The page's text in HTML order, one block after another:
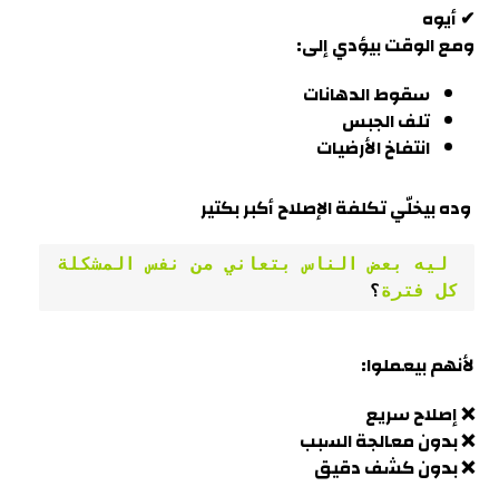
✔ أيوه
ومع الوقت بيؤدي إلى:
سقوط الدهانات
تلف الجبس
انتفاخ الأرضيات
وده بيخلّي تكلفة الإصلاح أكبر بكتير
كل فترة؟
لأنهم بيعملوا:
❌ إصلاح سريع
❌ بدون معالجة السبب
❌ بدون كشف دقيق